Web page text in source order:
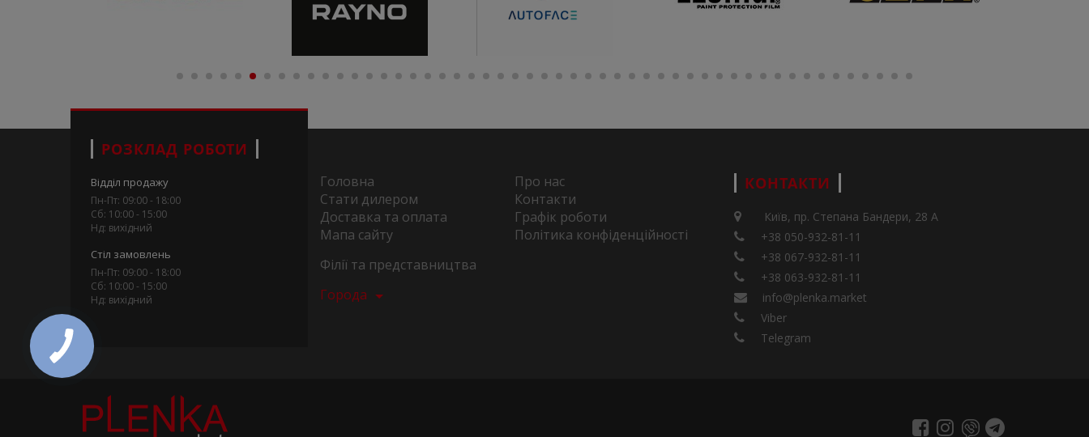
РОЗКЛАД РОБОТИ
Відділ продажу
Пн-Пт: 09:00 - 18:00
Сб: 10:00 - 15:00
Нд: вихідний
Стіл замовлень
Пн-Пт: 09:00 - 18:00
Сб: 10:00 - 15:00
Нд: вихідний
Головна
Про нас
Стати дилером
Контакти
Доставка та оплата
Графік роботи
Мапа сайту
Політика конфіденційності
Філії та представництва
Города
КОНТАКТИ
Київ, пр. Степана Бандери, 28 А
+38 050-932-81-11
+38 067-932-81-11
+38 063-932-81-11
info@plenka.market
Viber
Telegram